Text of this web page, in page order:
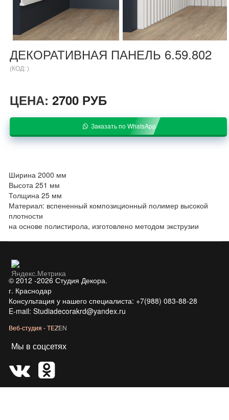
ДЕКОРАТИВНАЯ ПАНЕЛЬ 6.59.802
(КОД:)
ЦЕНА: 2700 РУБ
Заказать по WhatsApp
Ширина 2000 мм
Высота 251 мм
Толщина 25 мм
Материал: вспененный композиционный полимер высокой
плотности
на основе полистирола, изготовлено методом экструзии
© 2012 -2026 Студия Декора.
г. Краснодар
Консультация у нашего специалиста: +7(988) 083-88-28
E-mail: Studiadecorakrd@yandex.ru
Веб-студия - TEZEN
Мы в соцсетях